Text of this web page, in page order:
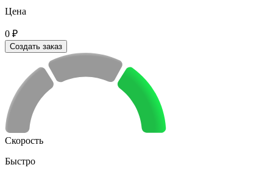
Цена
0 ₽
Создать заказ
Скорость
Быстро